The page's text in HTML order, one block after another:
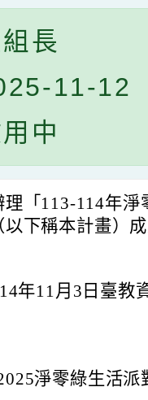
長
11-12
中
理「113-114年
以下稱本計畫）
年11月3日臺教
淨零綠生活派